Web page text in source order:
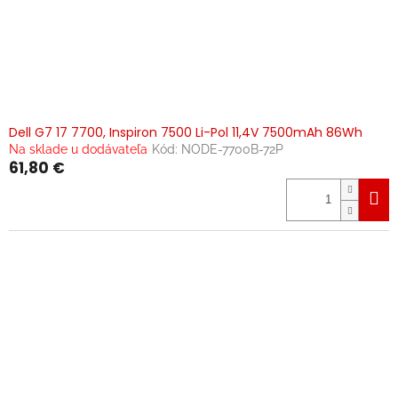
Dell G7 17 7700, Inspiron 7500 Li-Pol 11,4V 7500mAh 86Wh
Na sklade u dodávateľa Kód: NODE-7700B-72P
61,80 €